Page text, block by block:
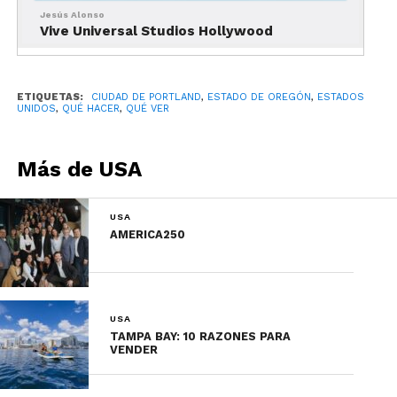
restaurantes de tendencia
Foto: Explore The Pearl
Old Town Chinatown, el
distrito del entretenimiento
Jesús Alonso
Vive Universal Studios Hollywood
ETIQUETAS: CIUDAD DE PORTLAND, ESTADO DE OREGÓN, ESTADOS
UNIDOS, QUÉ HACER, QUÉ VER
Más de USA
USA
AMERICA250
USA
TAMPA BAY: 10 RAZONES PARA
VENDER